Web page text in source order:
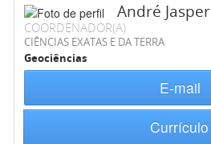
André Jasper
COORDENADOR(A)
CIÊNCIAS EXATAS E DA TERRA
Geociências
E-mail
Currículo